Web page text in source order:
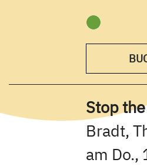
Stop
Bradt,
am Do.,